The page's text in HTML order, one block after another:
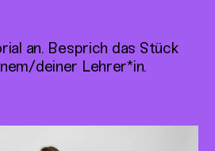
an. Besprich das Stück
deiner Lehrer*in.